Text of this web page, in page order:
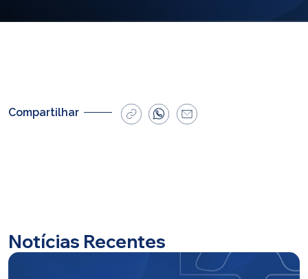
Compartilhar
Notícias Recentes